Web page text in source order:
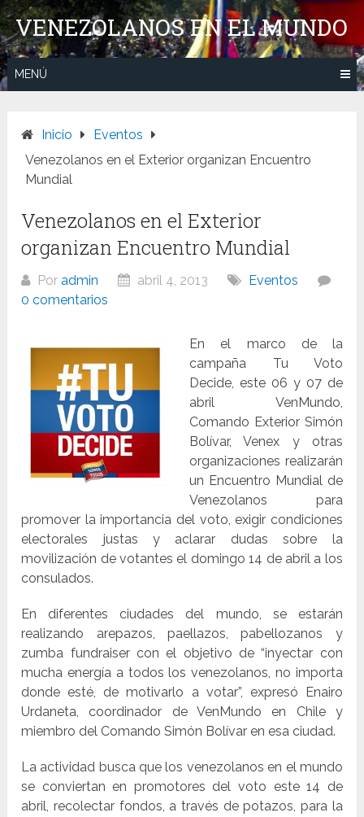
Saltar
al
contenido
VENEZOLANOS EN EL MUNDO
MENÚ
Inicio
Eventos
Venezolanos en el Exterior organizan Encuentro
Mundial
Venezolanos en el Exterior
organizan Encuentro Mundial
Poradmin abril 4, 2013
Eventos
0 comentarios
En el marco de la
campaña Tu Voto
Decide, este 06 y 07 de
abril VenMundo,
Comando Exterior Simón
Bolívar, Venex y otras
organizaciones realizarán
un Encuentro Mundial de
Venezolanos para
promover la importancia del voto, exigir condiciones
electorales justas y aclarar dudas sobre la
movilización de votantes el domingo 14 de abril a los
consulados.
En diferentes ciudades del mundo, se estarán
realizando arepazos, paellazos, pabellozanos y
zumba fundraiser con el objetivo de “inyectar con
mucha energía a todos los venezolanos, no importa
donde esté, de motivarlo a votar”, expresó Enairo
Urdaneta, coordinador de VenMundo en Chile y
miembro del Comando Simón Bolívar en esa ciudad.
La actividad busca que los venezolanos en el mundo
se conviertan en promotores del voto este 14 de
abril, recolectar fondos, a través de potazos, para la